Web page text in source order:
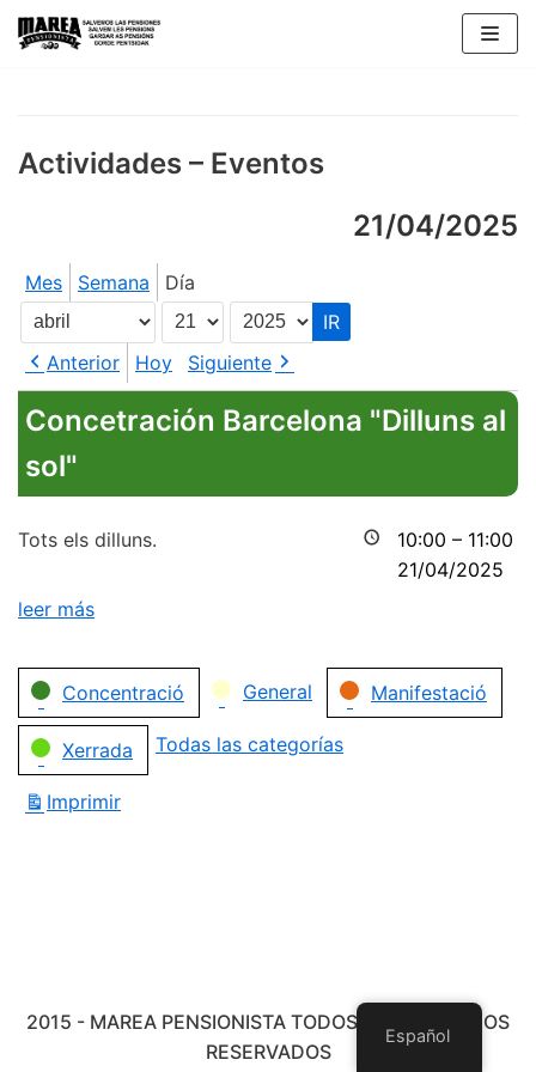
Saltar
Actividades – Eventos
21/04/2025
Mes Semana Día
Mes
Día
Año
Anterior
Hoy Siguiente
Concetración Barcelona "Dilluns al
sol"
10:00 – 11:00
21/04/2025
Tots els dilluns.
leer más
Categorías
Concentració General Manifestació
Xerrada Todas las categorías
Imprimir
2015 - MAREA PENSIONISTA TODOS LOS DERECHOS
RESERVADOS
Español